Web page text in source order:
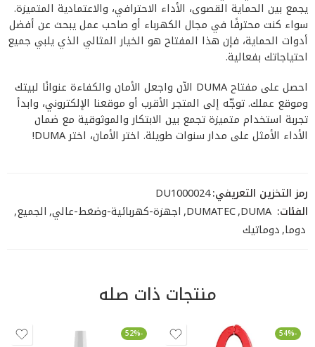
يجمع بين الحماية القصوى، الأداء الاحترافي، والاعتمادية المتميزة.
سواء كنت محترفًا في مجال الكهرباء أو صاحب عمل يبحث عن أفضل
أدوات الحماية، فإن هذا المفتاح هو الخيار المثالي الذي يلبي جميع
احتياجاتك بفعالية.
احصل على مفتاح DUMA الآن واجعل الأمان والكفاءة عنوانًا لبيتك
وموقع عملك. توجّه إلى المتجر الأقرب أو موقعنا الإلكتروني، وابدأ
تجربة استخدام متميزة تجمع بين الابتكار والموثوقية مع ضمان
الأداء الأمثل على مدار سنوات طويلة. اختر الأمان، اختر DUMA!
رمز التخزين التعريفي:DU1000024
الفئات: DUMA
,
DUMATEC
,اجهزة-كهربائية-وضغط-عالي,الجميع,
دوما,دوماتيك
منتجات ذات صله
-54%
-52%